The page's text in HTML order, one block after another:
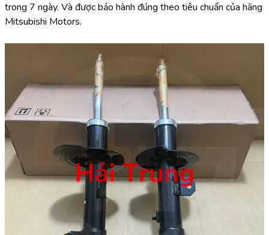
trong 7 ngày. Và được bảo hành đúng theo tiêu chuẩn của hãng
Mitsubishi Motors.